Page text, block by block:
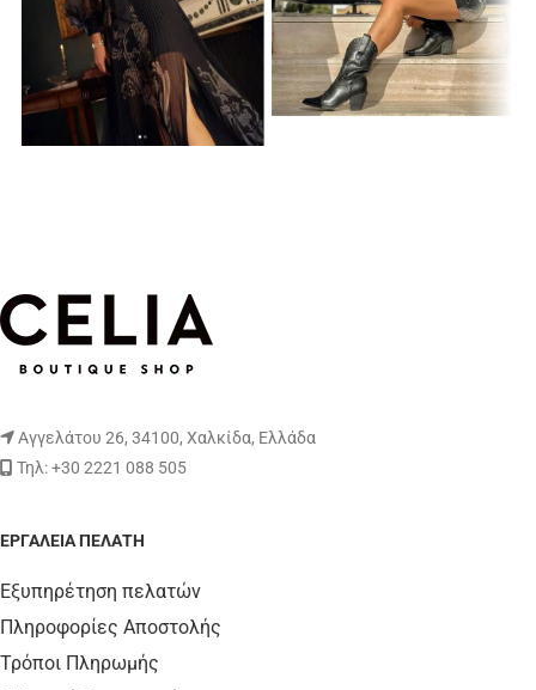
Αγγελάτου 26, 34100, Χαλκίδα, Ελλάδα
Τηλ: +30 2221 088 505
ΕΡΓΑΛΕΊΑ ΠΕΛΆΤΗ
Εξυπηρέτηση πελατών
Πληροφορίες Αποστολής
Τρόποι Πληρωμής